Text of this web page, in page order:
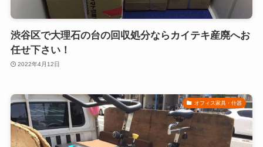
渋谷区で大理石の台の回収処分ならカイテキ産廃へお
任せ下さい！
2022年4月12日
オフィス家具・什器